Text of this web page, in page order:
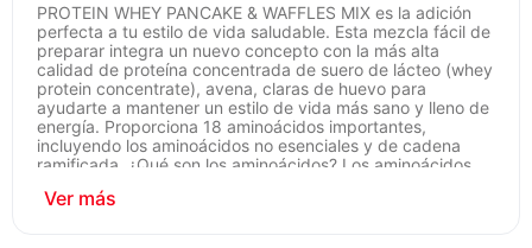
PROTEIN WHEY PANCAKE & WAFFLES MIX es la adición
perfecta a tu estilo de vida saludable. Esta mezcla fácil de
preparar integra un nuevo concepto con la más alta
calidad de proteína concentrada de suero de lácteo (whey
protein concentrate), avena, claras de huevo para
ayudarte a mantener un estilo de vida más sano y lleno de
energía. Proporciona 18 aminoácidos importantes,
incluyendo los aminoácidos no esenciales y de cadena
ramificada. ¿Qué son los aminoácidos? Los aminoácidos
proteínas, las cuales son indispensables para nuestro